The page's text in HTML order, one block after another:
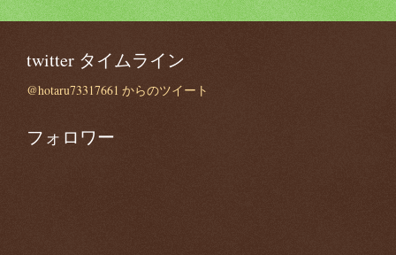
twitter タイムライン
@hotaru73317661 からのツイート
フォロワー